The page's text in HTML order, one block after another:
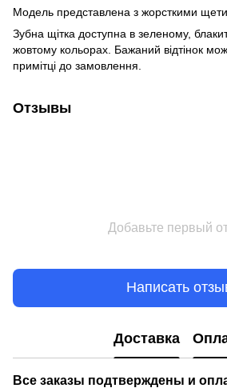
Модель представлена з жорсткими
Зубна щітка доступна в зеленому,
жовтому кольорах. Бажаний відтінок
примітці до замовлення.
Отзывы
Добавьте первый
Написать
Доставка
Все заказы подтверждены и